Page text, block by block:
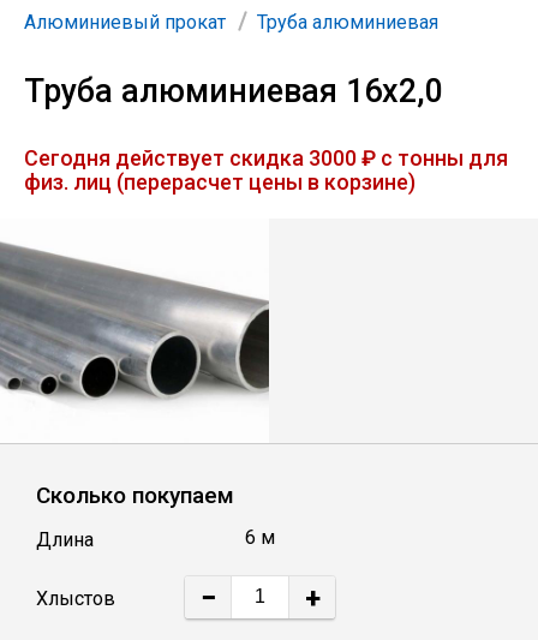
Арматура
Труба профильная
Труба
Уголок
Балка
Швеллер
Алюминиевый прокат Труба алюминиевая
Труба алюминиевая 16х2,0
Сегодня действует скидка 3000 ₽ с тонны для
физ. лиц (перерасчет цены в корзине)
Сколько покупаем
Длина 6 м
Хлыстов − +